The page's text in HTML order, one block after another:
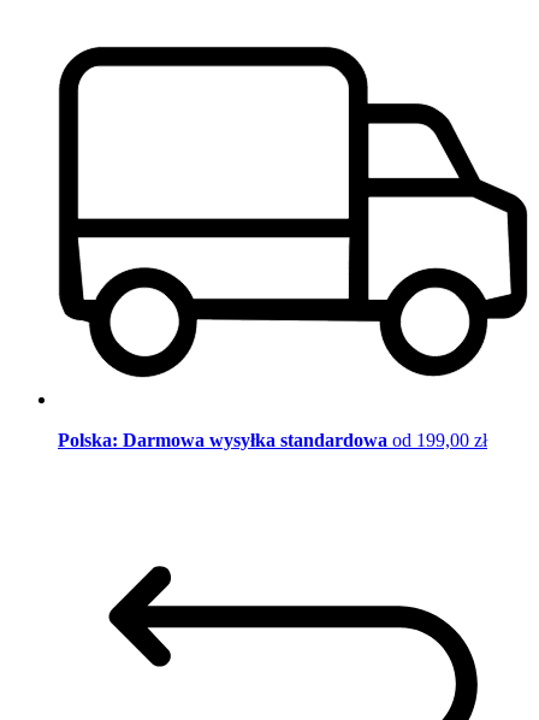
Polska: Darmowa wysyłka standardowa od 199,00 zł